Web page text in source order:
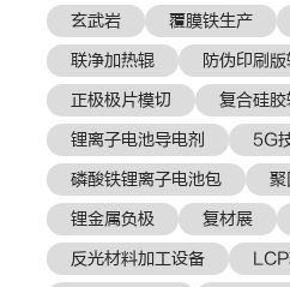
玄武岩
覆膜铁生产
联净加热辊
防伪印刷
正极极片模切
复合硅胶
锂离子电池导电剂
5G
磷酸铁锂离子电池包
聚
锂金属负极
复材展​
反光材料加工设备